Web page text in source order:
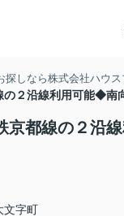
しなら株式会社ハウス
２沿線利用可能◆
京都線の２沿
文字町